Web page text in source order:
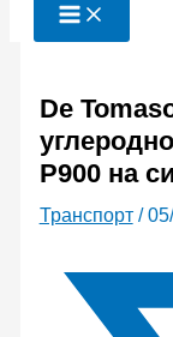
De
P900 на
Транспорт/